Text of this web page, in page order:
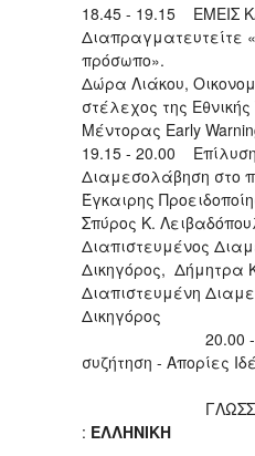
18.45 - 19.15 ΕΜΕΙΣ
Διαπραγματευτείτε
πρόσωπο».
Δώρα Λιάκου,
στέλεχος της
Μέντορας Early
19.15 - 20.00
Διαμεσολάβηση στο
Έγκαιρης
Σπύρος Κ.
Διαπιστευμένος
Δικηγόρος, Δήμητρα
Διαπιστευμένη
Δικηγόρος
20.00 -
συζήτηση - Απορίες
ΓΛΩΣΣΑ
: ΕΛΛΗΝΙΚΗ